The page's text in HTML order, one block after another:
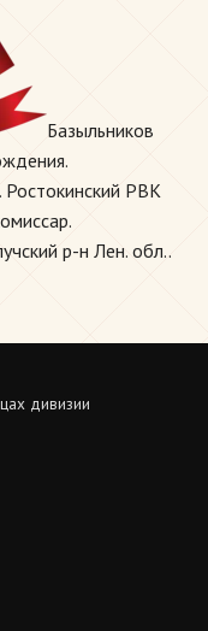
Базыльников
Ростокинский РВК
р-н Лен. обл..
дивизии